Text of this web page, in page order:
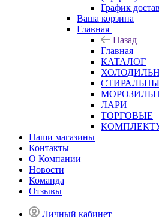
График
Ваша корзина
Главная
Назад
Главная
КАТАЛОГ
ЛАРИ
ТОРГОВЫЕ
Наши магазины
Контакты
О Компании
Новости
Команда
Отзывы
Личный кабинет